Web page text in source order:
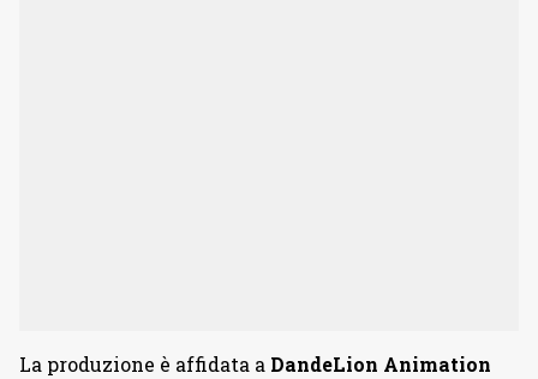
La produzione è affidata a DandeLion Animation